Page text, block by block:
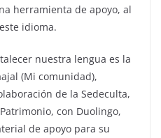
herramienta de apoyo, al
idioma.
nuestra lengua es la
(Mi comunidad),
de la Sedeculta,
con Duolingo,
de apoyo para su